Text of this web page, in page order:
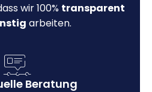
wir 100% transparent
arbeiten.
Beratung